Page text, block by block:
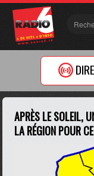
APRÈS LE SOLEIL,
LA RÉGION POUR